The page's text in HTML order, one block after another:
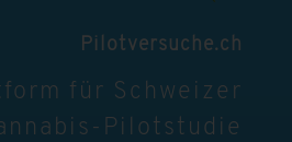
Pilotversuche.ch
für Schweizer
Pilotstudie